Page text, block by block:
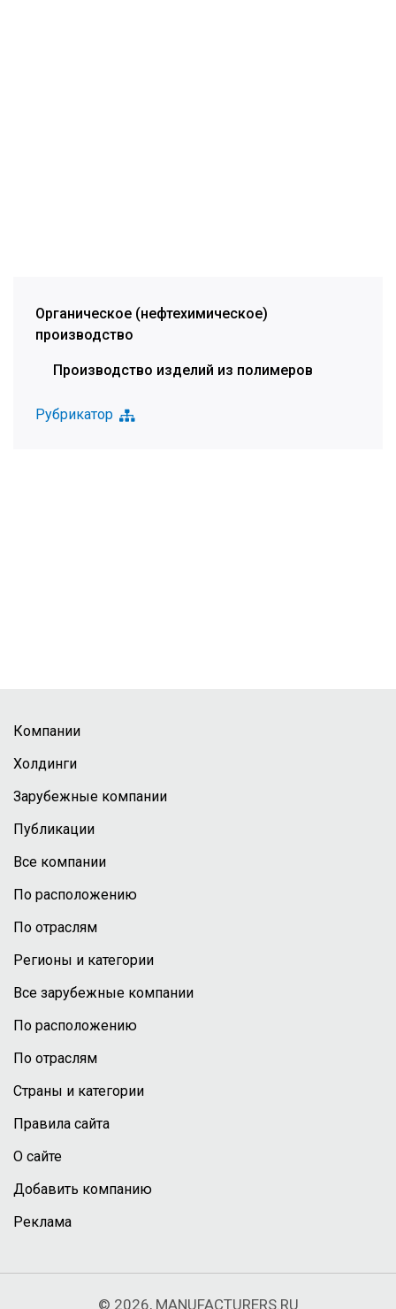
Органическое (нефтехимическое)
производство
Производство изделий из полимеров
Рубрикатор
Компании
Холдинги
Зарубежные компании
Публикации
Все компании
По расположению
По отраслям
Регионы и категории
Все зарубежные компании
По расположению
По отраслям
Страны и категории
Правила сайта
О сайте
Добавить компанию
Реклама
© 2026, MANUFACTURERS.RU